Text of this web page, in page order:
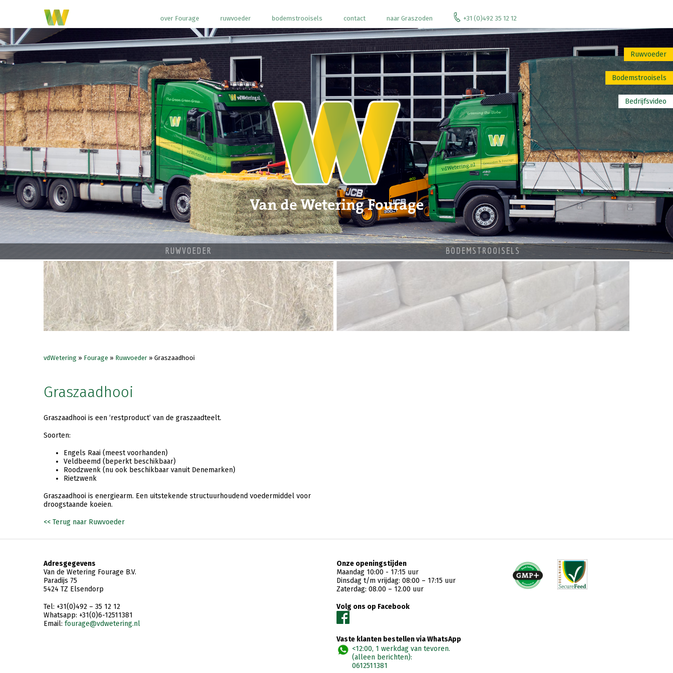
over Fourage ruwvoeder bodemstrooisels contact naar Graszoden +31 (0)492 35 12 12
Van de Wetering Fourage
Ruwvoeder
Bodemstrooisels
Bedrijfsvideo
RUWVOEDER BODEMSTROOISELS
vdWetering » Fourage » Ruwvoeder » Graszaadhooi
Graszaadhooi
Graszaadhooi is een ‘restproduct’ van de graszaadteelt.
Soorten:
Engels Raai (meest voorhanden)
Veldbeemd (beperkt beschikbaar)
Roodzwenk (nu ook beschikbaar vanuit Denemarken)
Rietzwenk
Graszaadhooi is energiearm. Een uitstekende structuurhoudend voedermiddel voor
droogstaande koeien.
<< Terug naar Ruwvoeder
Adresgegevens
Van de Wetering Fourage B.V.
Paradijs 75
5424 TZ Elsendorp
Tel: +31(0)492 – 35 12 12
Whatsapp: +31(0)6-12511381
Email: fourage@vdwetering.nl
Onze openingstijden
Maandag 10:00 - 17:15 uur
Dinsdag t/m vrijdag: 08:00 – 17:15 uur
Zaterdag: 08.00 – 12.00 uur
Volg ons op Facebook
Vaste klanten bestellen via WhatsApp
<12:00, 1 werkdag van tevoren.
(alleen berichten):
0612511381